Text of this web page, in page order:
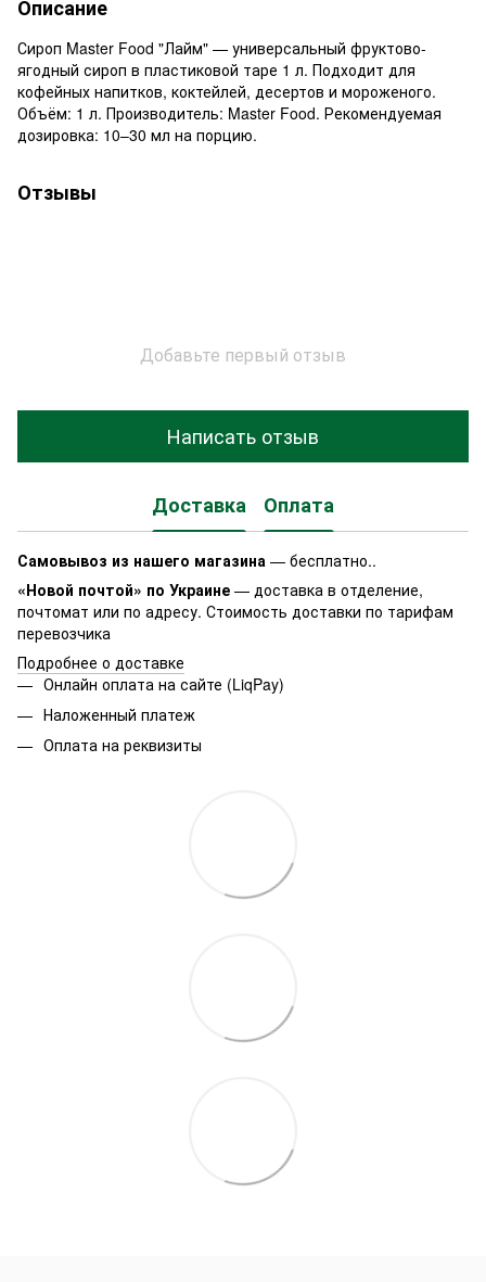
Описание
Сироп Master Food "Лайм" — универсальный фруктово-
ягодный сироп в пластиковой таре 1 л. Подходит для
кофейных напитков, коктейлей, десертов и мороженого.
Объём: 1 л. Производитель: Master Food. Рекомендуемая
дозировка: 10–30 мл на порцию.
Отзывы
Добавьте первый отзыв
Написать отзыв
Доставка Оплата
Самовывоз из нашего магазина — бесплатно..
«Новой почтой» по Украине — доставка в отделение,
почтомат или по адресу. Стоимость доставки по тарифам
перевозчика
Подробнее о доставке
Онлайн оплата на сайте (LiqPay)
Наложенный платеж
Оплата на реквизиты